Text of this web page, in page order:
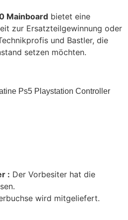
Mainboard bietet eine
zur Ersatzteilgewinnung oder
und Bastler, die
setzen möchten.
Ps5 Playstation Controller
: Der Vorbesiter hat die
wird mitgeliefert.